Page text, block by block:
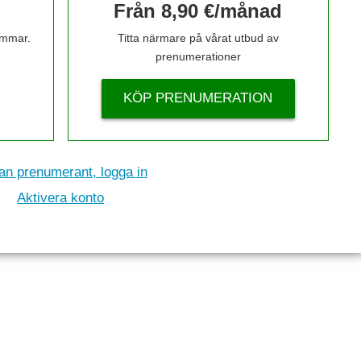
Från 8,90 €/månad
Titta närmare på vårat utbud av
prenumerationer
KÖP PRENUMERATION
prenumerant, logga in
Aktivera konto